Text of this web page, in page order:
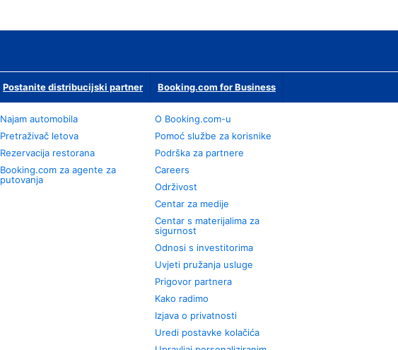
Postanite distribucijski partner Booking.com for Business
Najam automobila
Pretraživač letova
Rezervacija restorana
Booking.com za agente za
putovanja
O Booking.com-u
Pomoć službe za korisnike
Podrška za partnere
Careers
Održivost
Centar za medije
Centar s materijalima za
sigurnost
Odnosi s investitorima
Uvjeti pružanja usluge
Prigovor partnera
Kako radimo
Izjava o privatnosti
Uredi postavke kolačića